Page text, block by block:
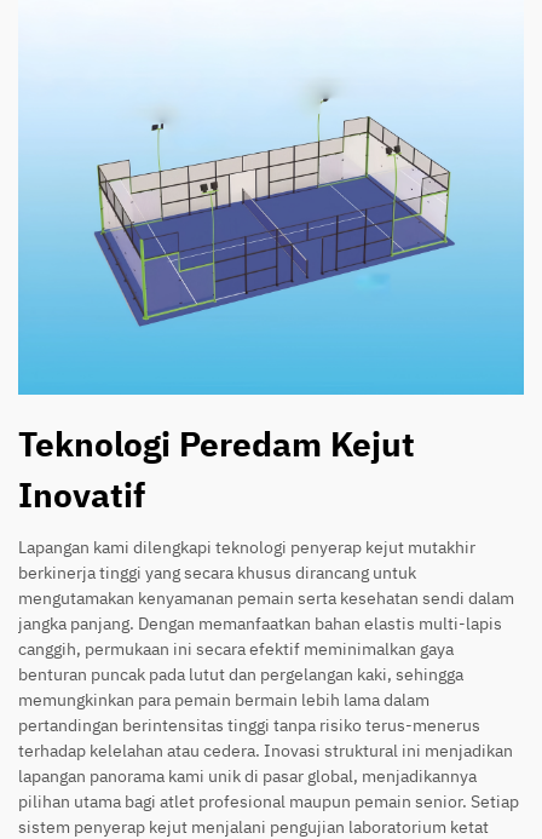
Teknologi Peredam Kejut
Inovatif
Lapangan kami dilengkapi teknologi penyerap kejut mutakhir
berkinerja tinggi yang secara khusus dirancang untuk
mengutamakan kenyamanan pemain serta kesehatan sendi dalam
jangka panjang. Dengan memanfaatkan bahan elastis multi-lapis
canggih, permukaan ini secara efektif meminimalkan gaya
benturan puncak pada lutut dan pergelangan kaki, sehingga
memungkinkan para pemain bermain lebih lama dalam
pertandingan berintensitas tinggi tanpa risiko terus-menerus
terhadap kelelahan atau cedera. Inovasi struktural ini menjadikan
lapangan panorama kami unik di pasar global, menjadikannya
pilihan utama bagi atlet profesional maupun pemain senior. Setiap
sistem penyerap kejut menjalani pengujian laboratorium ketat